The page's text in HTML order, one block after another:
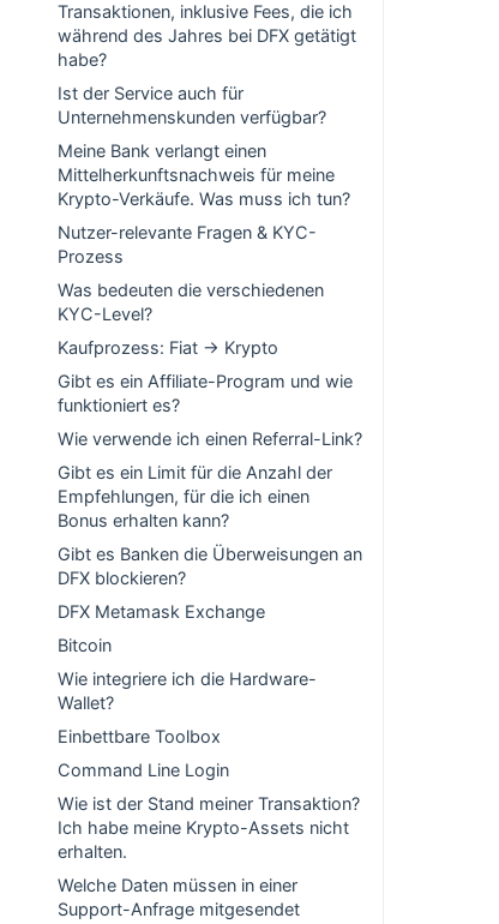
Transaktionen, inklusive Fees, die ich
während des Jahres bei DFX getätigt
habe?
Ist der Service auch für
Unternehmenskunden verfügbar?
Meine Bank verlangt einen
Mittelherkunftsnachweis für meine
Krypto-Verkäufe. Was muss ich tun?
Nutzer-relevante Fragen & KYC-
Prozess
Was bedeuten die verschiedenen
KYC-Level?
Kaufprozess: Fiat -> Krypto
Gibt es ein Affiliate-Program und wie
funktioniert es?
Wie verwende ich einen Referral-Link?
Gibt es ein Limit für die Anzahl der
Empfehlungen, für die ich einen
Bonus erhalten kann?
Gibt es Banken die Überweisungen an
DFX blockieren?
DFX Metamask Exchange
Bitcoin
Wie integriere ich die Hardware-
Wallet?
Einbettbare Toolbox
Command Line Login
Wie ist der Stand meiner Transaktion?
Ich habe meine Krypto-Assets nicht
erhalten.
Welche Daten müssen in einer
Support-Anfrage mitgesendet